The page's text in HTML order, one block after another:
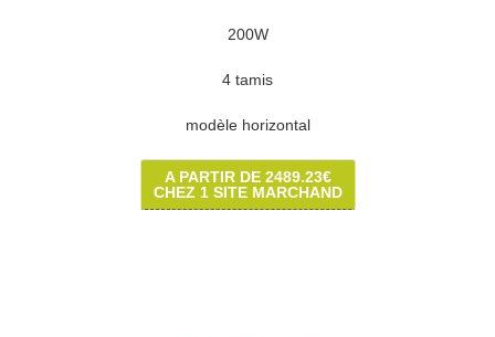
200W
4 tamis
modèle horizontal
A PARTIR DE 2489.23€
CHEZ 1 SITE MARCHAND